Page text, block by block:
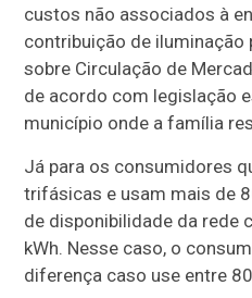
custos não associados à
contribuição de iluminação
sobre Circulação de
de acordo com legislação
município onde a família
Já para os consumidores
trifásicas e usam mais de
de disponibilidade da rede
kWh. Nesse caso, o
diferença caso use entre